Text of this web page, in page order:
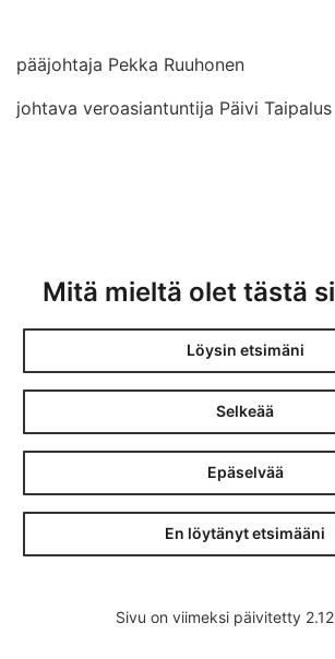
pääjohtaja Pekka Ruuhonen
johtava veroasiantuntija Päivi Taipalus
Mitä mieltä olet tästä
Löysin etsimäni
Selkeää
Epäselvää
En löytänyt etsimääni
Sivu on viimeksi päivitetty